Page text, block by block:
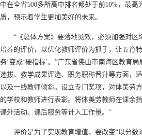
中在全省500多所高中排名都处于前10%，最高
质，预示着学生更加美好的未来。
“《总体方案》要落地见效，必须加强对区
培养的评价，以优化教师评价为抓手，让五育
务’变成‘硬指标’。”广东省佛山市南海区教育
选拔、教学成果评选、职务职称晋升等方面，
以及一线教师倾斜。设立专门奖项，对体美劳
的学校和教师进行表彰。将体美劳教师在课余
课外活动、课后服务等计入工作量。”
评价是为了实现教育增值，要改变“以分数